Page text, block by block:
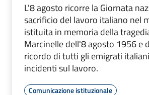
L'8 agosto ricorre la Giornata
sacrificio del lavoro italiano nel
istituita in memoria della
Marcinelle dell'8 agosto 1956 e
ricordo di tutti gli emigrati
incidenti sul lavoro.
Comunicazione istituzionale